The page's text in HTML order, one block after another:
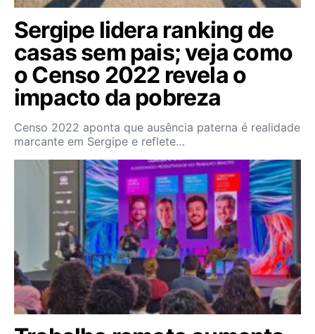
Sergipe lidera ranking de
casas sem pais; veja como
o Censo 2022 revela o
impacto da pobreza
Censo 2022 aponta que ausência paterna é realidade
marcante em Sergipe e reflete…